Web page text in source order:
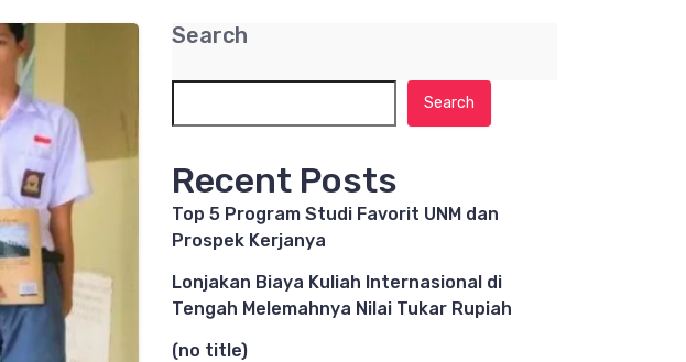
Search
Search
Recent Posts
Top 5 Program Studi Favorit UNM dan
Prospek Kerjanya
Lonjakan Biaya Kuliah Internasional di
Tengah Melemahnya Nilai Tukar Rupiah
(no title)